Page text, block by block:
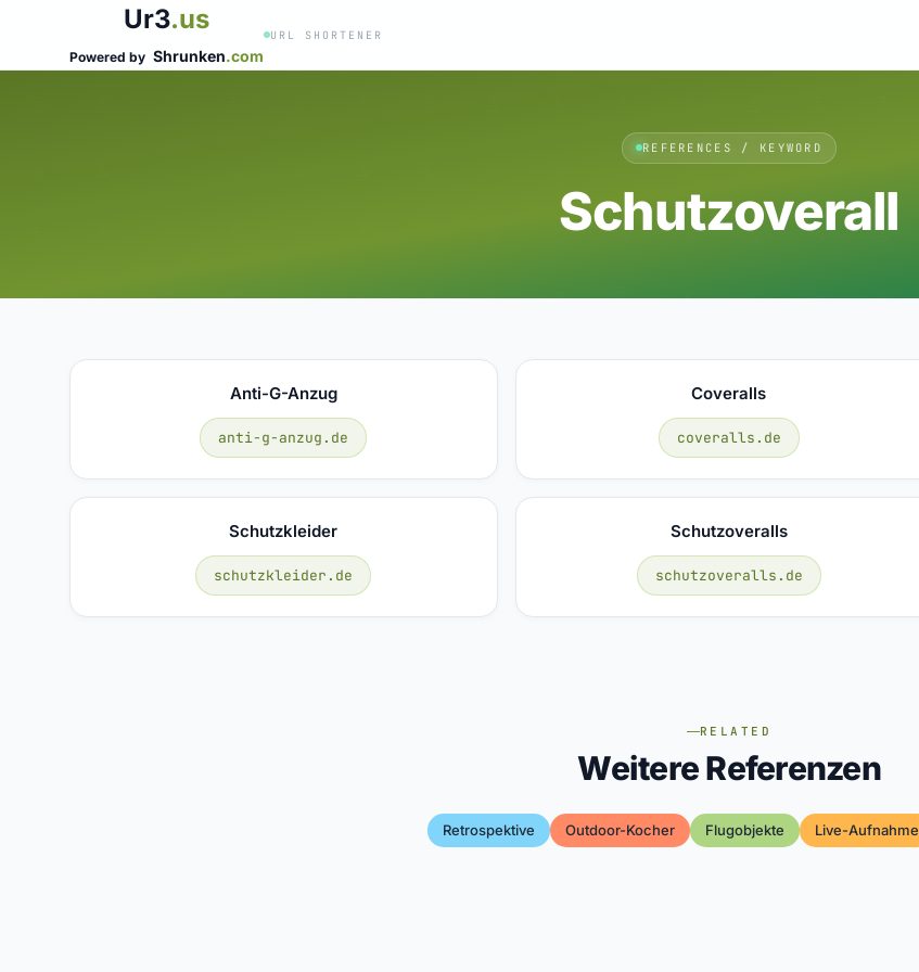
Ur3.us
Powered by Shrunken.com
URL SHORTENER
REFERENCES / KEYWORD
Schutzoverall
Anti-G-Anzug
anti-g-anzug.de
Coveralls
coveralls.de
Schutzkleider
schutzkleider.de
Schutzoveralls
schutzoveralls.de
RELATED
Weitere Referenzen
Retrospektive Outdoor-Kocher Flugobjekte Live-Aufnahme